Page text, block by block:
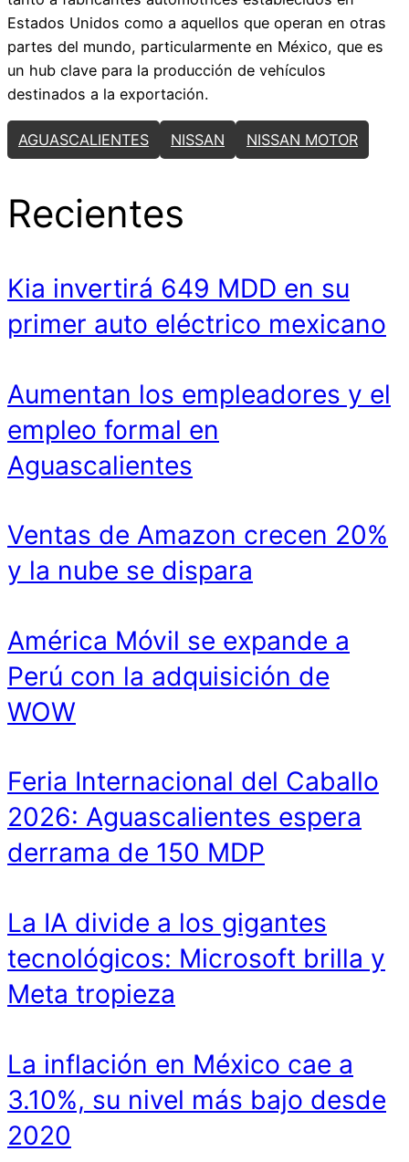
Estados Unidos como a aquellos que operan en otras
partes del mundo, particularmente en México, que es
un hub clave para la producción de vehículos
destinados a la exportación.
AGUASCALIENTES NISSAN NISSAN MOTOR
Recientes
Kia invertirá 649 MDD en su
primer auto eléctrico mexicano
Aumentan los empleadores y el
empleo formal en
Aguascalientes
Ventas de Amazon crecen 20%
y la nube se dispara
América Móvil se expande a
Perú con la adquisición de
WOW
Feria Internacional del Caballo
2026: Aguascalientes espera
derrama de 150 MDP
La IA divide a los gigantes
tecnológicos: Microsoft brilla y
Meta tropieza
La inflación en México cae a
3.10%, su nivel más bajo desde
2020